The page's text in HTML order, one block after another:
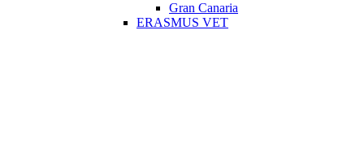
Gran Canaria
ERASMUS VET